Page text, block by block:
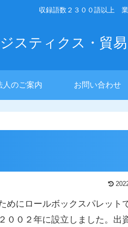
収録語数２３００語以上
スティクス・貿
人のご案内 お問い合わせ
めにロールボックスパレット
００２年に設立しました。出